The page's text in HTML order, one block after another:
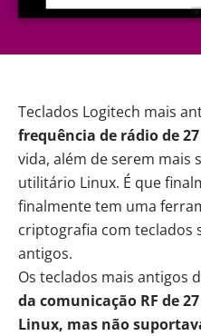
Teclados Logitech mais
frequência de rádio de
vida, além de serem mais
utilitário Linux. É que
finalmente tem uma
criptografia com teclados
antigos.
Os teclados mais antigos
da comunicação RF de
Linux, mas não